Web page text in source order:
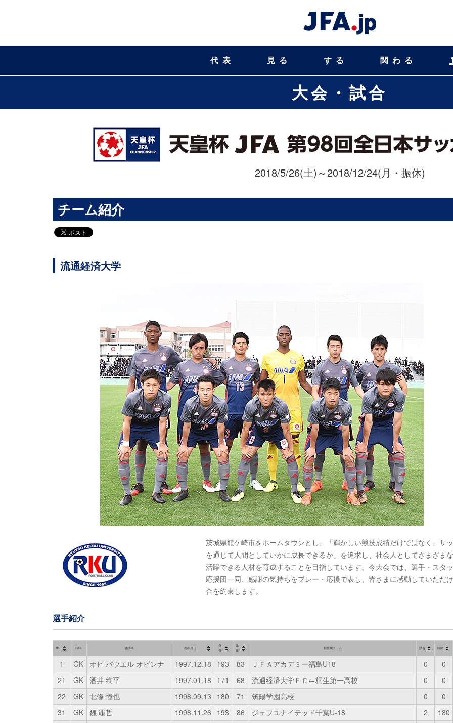
代表 見る する 関わる
大会・試合
2018/5/26(土)～2018/12/24(月・振休)
チーム紹介
流通経済大学
茨城県龍ケ崎市をホームタウンとし、「輝かしい競技成績だけではなく、サ
を通じて人間としていかに成長できるか」を追求し、社会人としてさまざま
活躍できる人材を育成することを目指しています。今大会では、選手・スタッ
応援団一同、感謝の気持ちをプレー・応援で表し、皆さまに感動していただ
合を約束します。
選手紹介
No. Pos. 選手名 生年月日
身
長
体
重
前所属チーム 試合 時間
1 GK オビ パウエル オビンナ 1997.12.18 193 83 ＪＦＡアカデミー福島U18 0 0
21
GK 酒井 絢平 1997.01.18 171 68 流通経済大学ＦＣ←桐生第一高校 0 0
22
GK 北條 憧也 1998.09.13 180 71 筑陽学園高校 0 0
31
GK 魏 黽哲 1998.11.26 193 86 ジェフユナイテッド千葉U-18 2 180